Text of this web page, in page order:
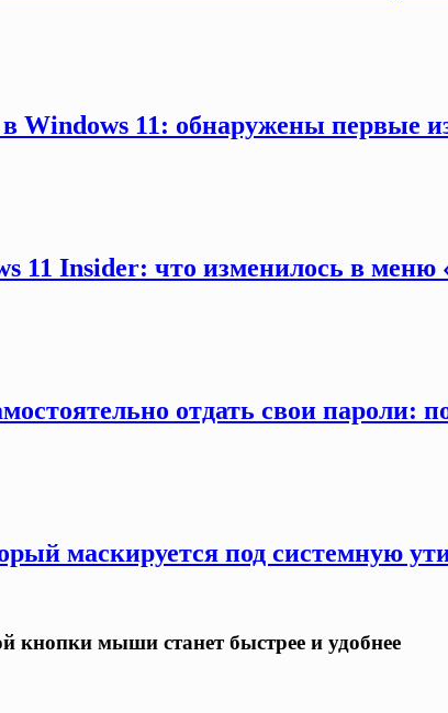
Windows 11: обнаружены первые
11 Insider: что изменилось в меню
отдать свои пароли:
маскируется под системную
кнопки мыши станет быстрее и удобнее